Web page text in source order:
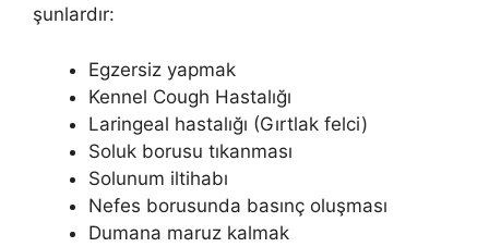
şunlardır:
Egzersiz yapmak
Kennel Cough Hastalığı
Laringeal hastalığı (Gırtlak felci)
Soluk borusu tıkanması
Solunum iltihabı
Nefes borusunda basınç oluşması
Dumana maruz kalmak